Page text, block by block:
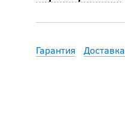
Гарантия